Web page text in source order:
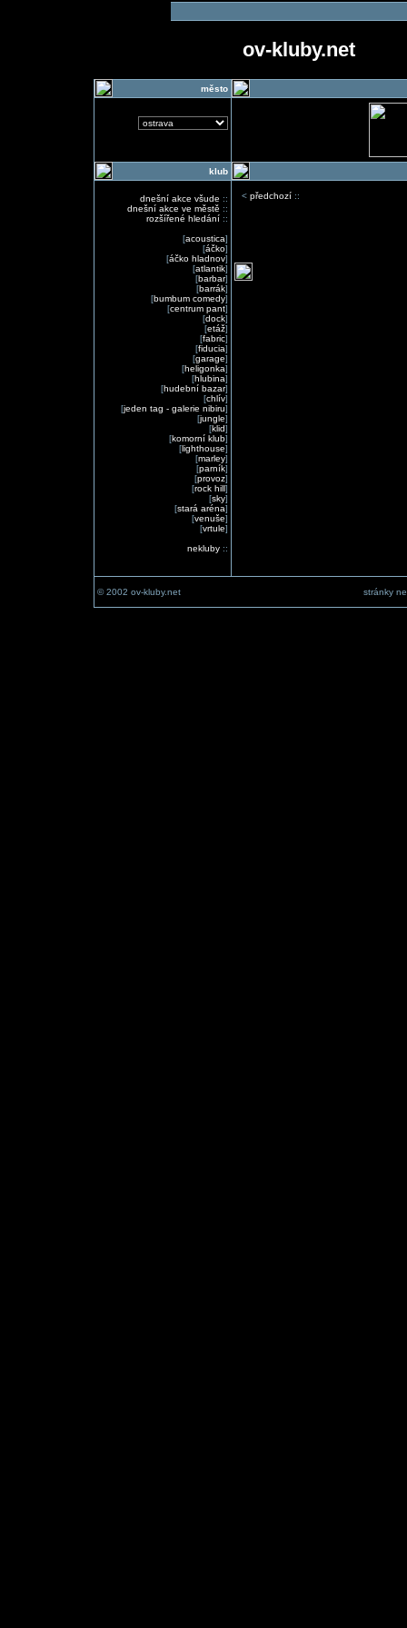
ov-kluby.net
město
klub
dnešní akce všude ::
dnešní akce ve městě ::
rozšířené hledání::
[acoustica]
[áčko]
[áčko hladnov]
[atlantik]
[barbar]
[barrák]
[bumbum comedy]
[centrum pant]
[dock]
[etáž]
[fabric]
[fiducia]
[garage]
[heligonka]
[hlubina]
[hudební bazar]
[chlív]
[jeden tag - galerie nibiru]
[jungle]
[klid]
[komorní klub]
[lighthouse]
[marley]
[parník]
[provoz]
[rock hill]
[sky]
[stará aréna]
[venuše]
[vrtule]
nekluby::
< předchozí::
© 2002 ov-kluby.net stránky